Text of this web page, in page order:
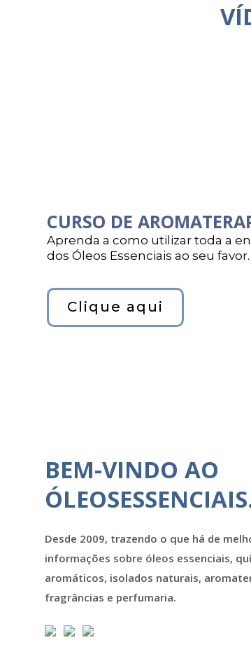
CURSO DE
Aprenda a como utilizar toda a
dos Óleos Essenciais ao seu favor.
Clique aqui
BEM-VINDO AO
Desde 2009, trazendo o que há de
informações sobre óleos essenciais,
aromáticos, isolados naturais,
fragrâncias e perfumaria.